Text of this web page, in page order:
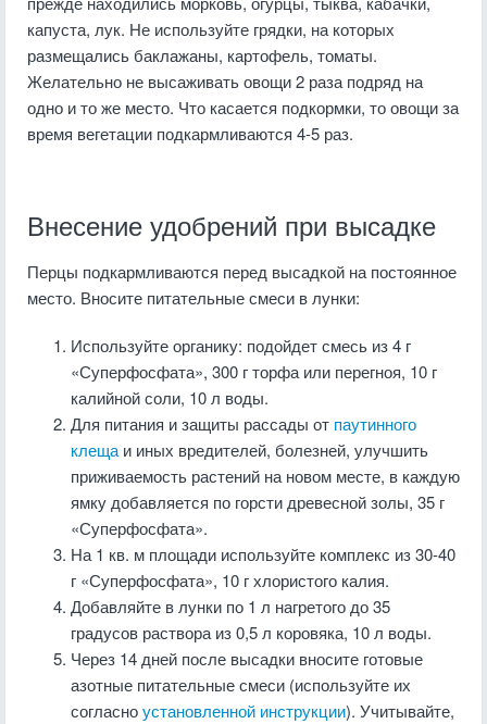
капуста, лук. Не используйте грядки, на которых
размещались баклажаны, картофель, томаты.
Желательно не высаживать овощи 2 раза подряд на
одно и то же место. Что касается подкормки, то овощи за
время вегетации подкармливаются 4-5 раз.
Внесение удобрений при высадке
Перцы подкармливаются перед высадкой на постоянное
место. Вносите питательные смеси в лунки:
Используйте органику: подойдет смесь из 4 г
«Суперфосфата», 300 г торфа или перегноя, 10 г
калийной соли, 10 л воды.
Для питания и защиты рассады от паутинного
клеща и иных вредителей, болезней, улучшить
приживаемость растений на новом месте, в каждую
ямку добавляется по горсти древесной золы, 35 г
«Суперфосфата».
На 1 кв. м площади используйте комплекс из 30-40
г «Суперфосфата», 10 г хлористого калия.
Добавляйте в лунки по 1 л нагретого до 35
градусов раствора из 0,5 л коровяка, 10 л воды.
Через 14 дней после высадки вносите готовые
азотные питательные смеси (используйте их
согласноустановленной инструкции). Учитывайте,